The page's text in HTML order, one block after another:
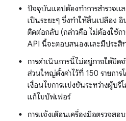
ปัจจุบันแอปต้องทำการสำรวจแ
เป็นระยะๆ ซึ่งทําให้สิ้นเปลือง
ติดต่อกลับ (กล่าวคือ ไม่ต้องใช้ก
API นี้จะตอบสนองและมีประสิ
การดำเนินการนี้ไม่อยู่ภายใต้ขี
ส่วนใหญ่ตั้งค่าไว้ที่ 150 รายการ
เงื่อนไขการแข่งขันระหว่างผู้บริ
แก้ไขบัฟเฟอร์
การแจ้งเตือนเครื่องมือตรวจส